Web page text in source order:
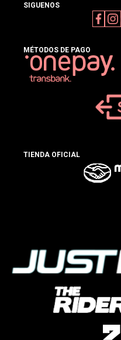
SIGUENOS
MÉTODOS DE PAGO
TIENDA OFICIAL